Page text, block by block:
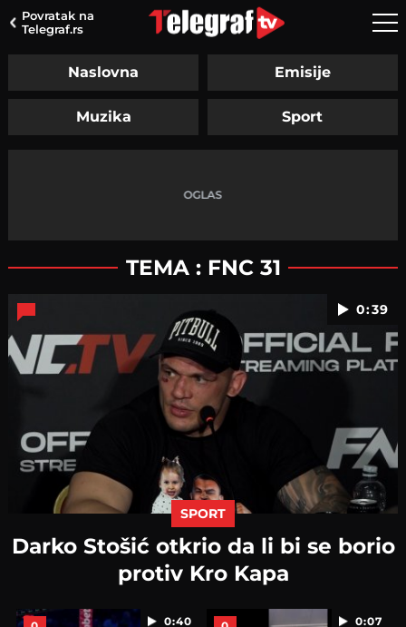
Povratak na
Telegraf.rs
Naslovna Emisije
Muzika Sport
TEMA : FNC 31
0:39
SPORT
Darko Stošić otkrio da li bi se borio
protiv Kro Kapa
0:40 0:07